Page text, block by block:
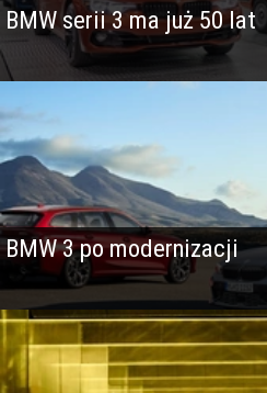
BMW serii 3 ma już 50 lat
BMW 3 po modernizacji